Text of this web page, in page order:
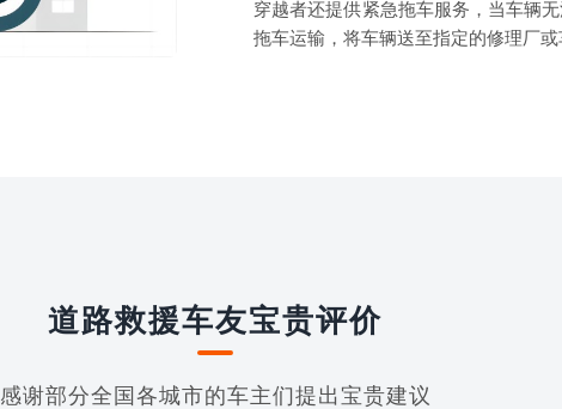
穿越者还提供紧急拖车服务，当车辆
拖车运输，将车辆送至指定的修理厂或
道路救援车友宝贵评价
感谢部分全国各城市的车主们提出宝贵建议